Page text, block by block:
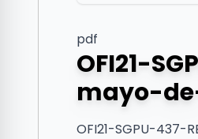
pdf
OFI21-
mayo-
OFI21-SGPU-437-